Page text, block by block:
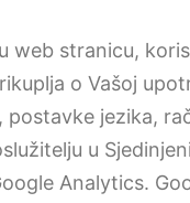
web stranicu,
o Vašoj
jezika,
u
Analytics.